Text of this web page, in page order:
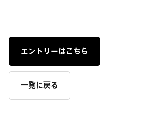
エントリーはこちら
一覧に戻る